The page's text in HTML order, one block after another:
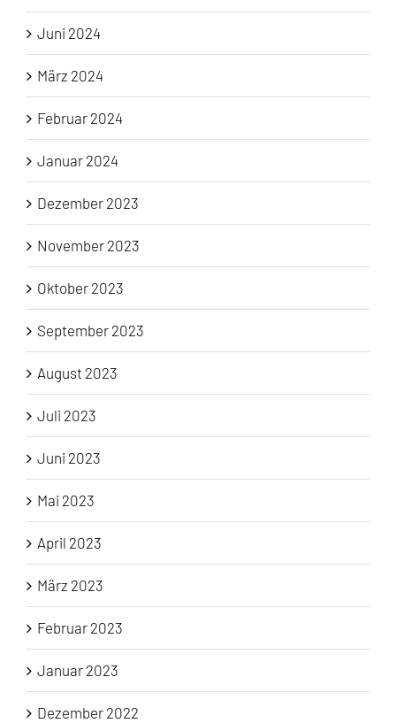
Juni 2024
März 2024
Februar 2024
Januar 2024
Dezember 2023
November 2023
Oktober 2023
September 2023
August 2023
Juli 2023
Juni 2023
Mai 2023
April 2023
März 2023
Februar 2023
Januar 2023
Dezember 2022